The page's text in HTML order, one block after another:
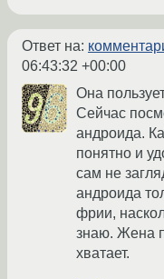
Ответ на:
06:43:32 +00:00
Она
Сейчас
андроида.
понятно и
сам не
андроида
фрии,
знаю. Жена
хватает.